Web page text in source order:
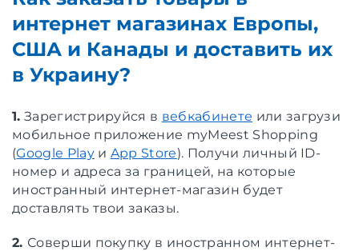
интернет магазинах Европы,
США и Канады и доставить их
в Украину?
1. Зарегистрируйся в вебкабинете или загрузи
мобильное приложение myMeest Shopping
(Google Playи App Store). Получи личный ID-
номер и адреса за границей, на которые
иностранный интернет-магазин будет
доставлять твои заказы.
2. Соверши покупку в иностранном интернет-